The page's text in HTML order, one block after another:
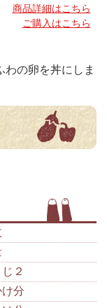
商品詳細はこちら
ご購入はこちら
わの卵を丼にしま
２
け分